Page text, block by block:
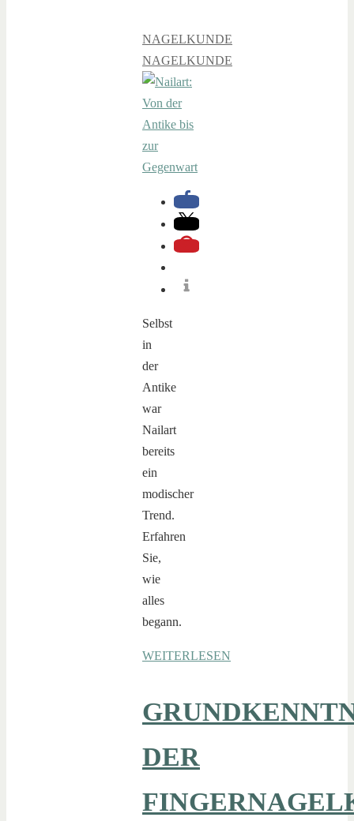
NAGELKUNDE
NAGELKUNDE
Selbst
in
der
Antike
war
Nailart
bereits
ein
modischer
Trend.
Erfahren
Sie,
wie
alles
begann.
WEITERLESEN
DER